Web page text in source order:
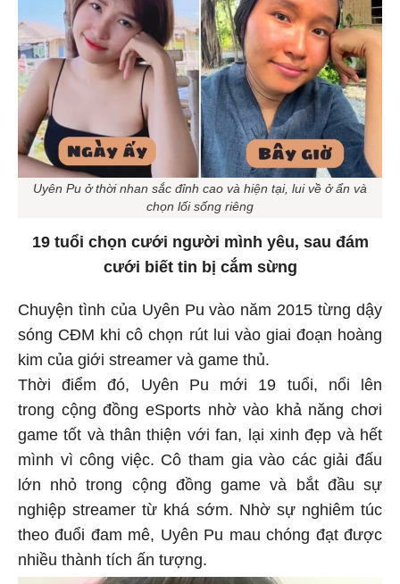
Uyên Pu ở thời nhan sắc đỉnh cao và hiện tại, lui về ở ẩn và
chọn lối sống riêng
19 tuổi chọn cưới người mình yêu, sau đám
cưới biết tin bị cắm sừng
Chuyện tình của Uyên Pu vào năm 2015 từng dậy
sóng CĐM khi cô chọn rút lui vào giai đoạn hoàng
kim của giới streamer và game thủ.
Thời điểm đó, Uyên Pu mới 19 tuổi, nổi lên
trong cộng đồng eSports nhờ vào khả năng chơi
game tốt và thân thiện với fan, lại xinh đẹp và hết
mình vì công việc. Cô tham gia vào các giải đấu
lớn nhỏ trong cộng đồng game và bắt đầu sự
nghiệp streamer từ khá sớm. Nhờ sự nghiêm túc
theo đuổi đam mê, Uyên Pu mau chóng đạt được
nhiều thành tích ấn tượng.